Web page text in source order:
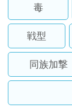
毒
戦型
同族加撃